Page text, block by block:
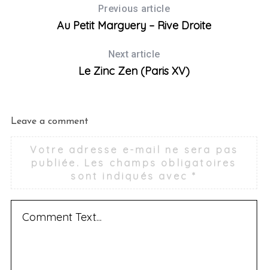
Previous article
Au Petit Marguery – Rive Droite
Next article
Le Zinc Zen (Paris XV)
Leave a comment
Votre adresse e-mail ne sera pas
publiée. Les champs obligatoires
sont indiqués avec*